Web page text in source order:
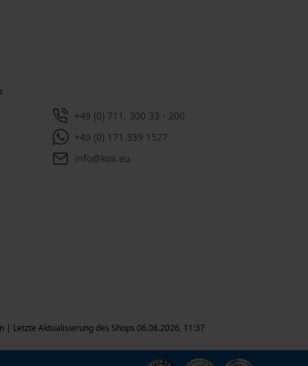
+49 (0) 711. 300 33 - 200
+49 (0) 171 339 1527
info@kox.eu
| Letzte Aktualisierung des Shops 06.08.2026, 11:37